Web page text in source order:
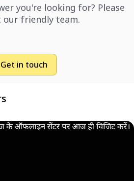
you're looking for? Please
our friendly team.
Get in touch
के ऑफलाइन सेंटर पर आज ही विजिट करें।